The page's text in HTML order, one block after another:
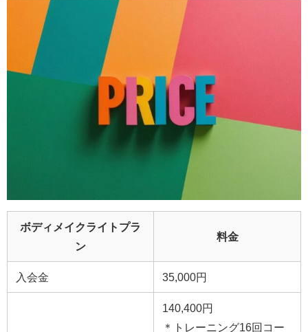
ボディメイクライトプラ
ン
料金
入会金 35,000円
140,400円
＊トレーニング16回コー